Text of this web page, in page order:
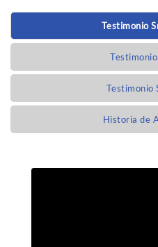
Testimonio
Testimonio
Historia de